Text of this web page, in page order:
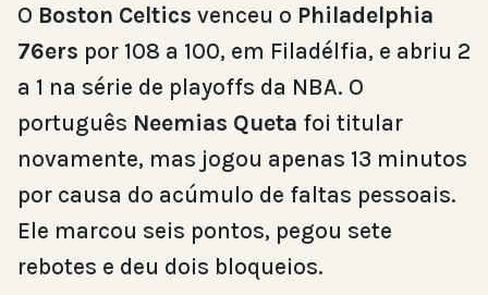
O Boston Celtics venceu o Philadelphia
76ers por 108 a 100, em Filadélfia, e abriu 2
a 1 na série de playoffs da NBA. O
português Neemias Queta foi titular
novamente, mas jogou apenas 13 minutos
por causa do acúmulo de faltas pessoais.
Ele marcou seis pontos, pegou sete
rebotes e deu dois bloqueios.